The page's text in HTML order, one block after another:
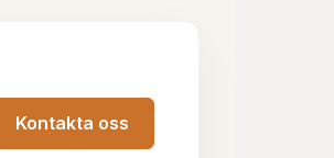
Kontakta oss